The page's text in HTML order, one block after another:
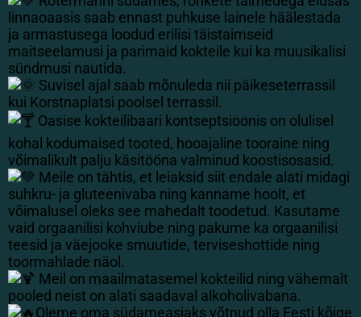
linnaoaasis saab ennast puhkuse lainele häälestada
ja armastusega loodud erilisi täistaimseid
maitseelamusi ja parimaid kokteile kui ka muusikalisi
sündmusi nautida.
Suvisel ajal saab mõnuleda nii päikeseterrassil
kui Korstnaplatsi poolsel terrassil.
Oasise kokteilibaari kontseptsioonis on olulisel
kohal kodumaised tooted, hooajaline tooraine ning
võimalikult palju käsitööna valminud koostisosasid.
Meile on tähtis, et leiaksid siit endale alati midagi
suhkru- ja gluteenivaba ning kanname hoolt, et
võimalusel oleks see mahedalt toodetud. Kasutame
vaid orgaanilisi kohviube ning pakume ka orgaanilisi
teesid ja väejooke smuutide, terviseshottide ning
toormahlade näol.
Meil on maailmatasemel kokteilid ning vähemalt
pooled neist on alati saadaval alkoholivabana.
Oleme oma südameasjaks võtnud olla Eesti kõige